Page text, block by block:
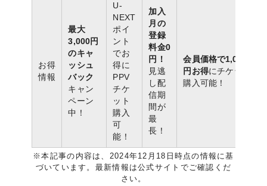
お得
情報
最大
3,000円
のキャ
ッシュ
バック
キャン
ペーン
中！
U-
NEXT
ポイ
ント
でお
得に
PPV
チケ
ット
購入
可
能！
加入
月の
登録
料金0
円！
見逃
し配
信期
間が
最
長！
会員価格で1,000
円お得にチケット
購入可能！
※本記事の内容は、2024年12月18日時点の情報に基
づいています。最新情報は公式サイトでご確認くだ
さい。